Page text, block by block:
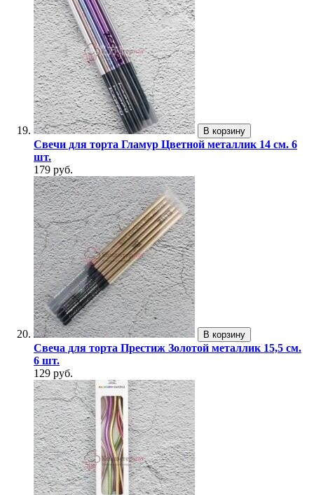
В корзину
Свечи для торта Гламур Цветной металлик 14 см. 6
шт.
179 руб.
В корзину
Свеча для торта Престиж Золотой металлик 15,5 см.
6 шт.
129 руб.